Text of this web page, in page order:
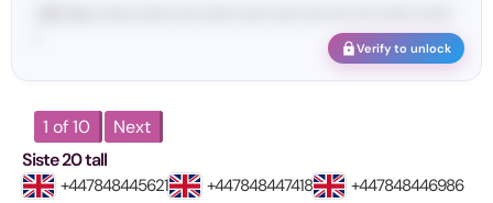
Verify to unlock
1 of 10
Next
Siste 20 tall
+447848445621 +447848447418
+447848446986